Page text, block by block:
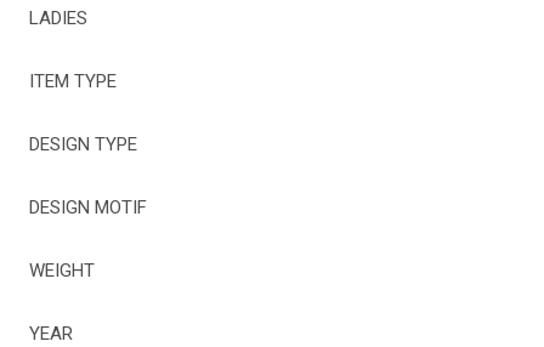
LADIES
ITEM TYPE
DESIGN TYPE
DESIGN MOTIF
WEIGHT
YEAR